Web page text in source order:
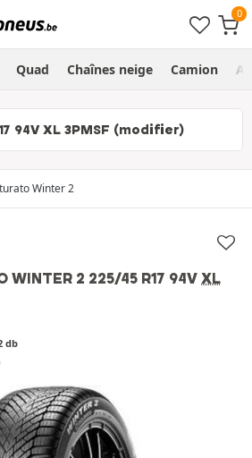
Quad Chaînes neige Camion
94V XL 3PMSF (modifier)
Winter 2
WINTER 2 225/45 R17 94V XL
db